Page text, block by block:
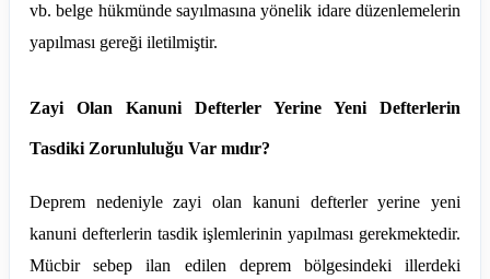
vb. belge hükmünde sayılmasına yönelik idare düzenlemelerin
yapılması gereği iletilmiştir.
Zayi Olan Kanuni Defterler Yerine Yeni Defterlerin
Tasdiki Zorunluluğu Var mıdır?
Deprem nedeniyle zayi olan kanuni defterler yerine yeni
kanuni defterlerin tasdik işlemlerinin yapılması gerekmektedir.
Mücbir sebep ilan edilen deprem bölgesindeki illerdeki